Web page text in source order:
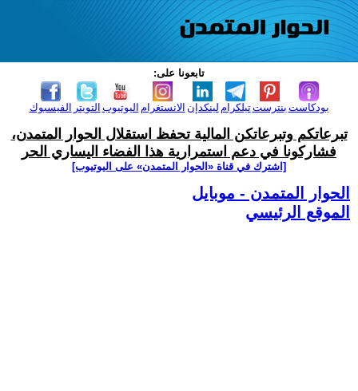
تابعونا على:
الفيسبوك التويتر اليوتيوب الانستغرام لينكدإن تيلكرامبنترست بودكاست
تبرعاتكم وتبرعاتكن المالية تحفظ استقلال الحوار المتمدن،
فشاركونا في دعم استمرارية هذا الفضاء اليساري الحر
[اشترك في قناة ‫«الحوار المتمدن» على اليوتيوب]
الحوار المتمدن - موبايل
الموقع الرئيسي